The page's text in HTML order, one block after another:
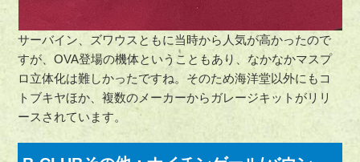
サーバイン、ズワウスともに当時から人気が高かったので
すが、OVA登場の機体ということもあり、なかなかマスプ
ロ立体化は難しかったですね。そのため海洋堂以外にもコ
トブキヤほか、複数のメーカーからガレージキットがリリ
ースされています。